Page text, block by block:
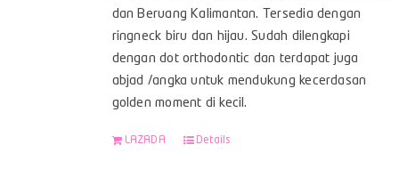
dan Beruang Kalimantan. Tersedia dengan
ringneck biru dan hijau. Sudah dilengkapi
dengan dot orthodontic dan terdapat juga
abjad /angka untuk mendukung kecerdasan
golden moment di kecil.
LAZADA Details